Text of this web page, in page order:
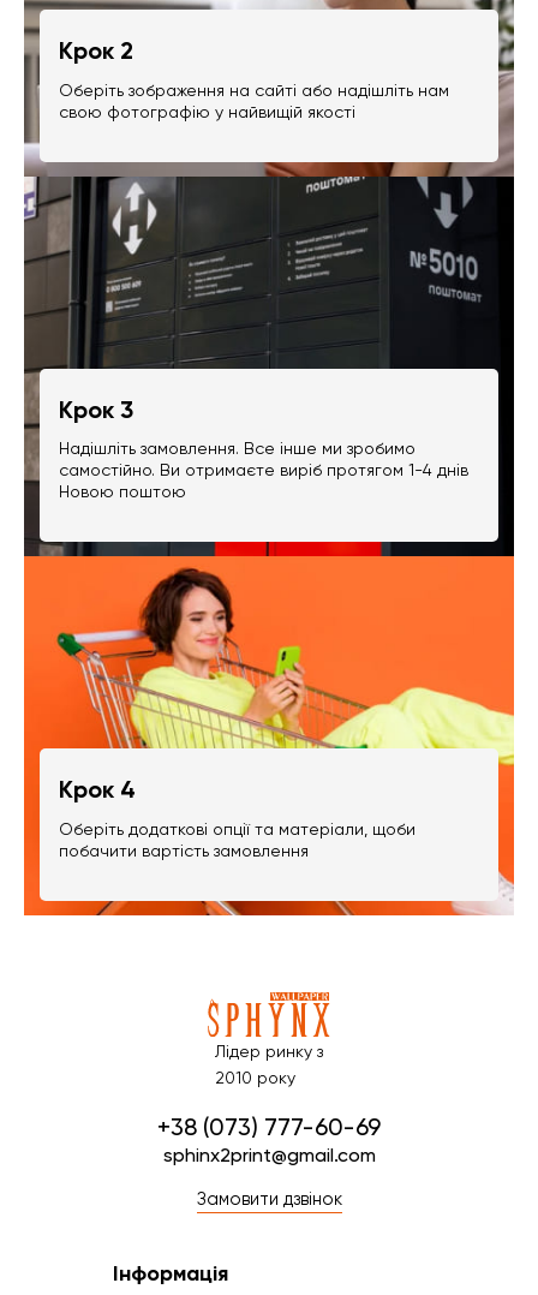
Крок 2
Оберіть зображення на сайті або надішліть нам
свою фотографію у найвищій якості
Крок 3
Надішліть замовлення. Все інше ми зробимо
самостійно. Ви отримаєте виріб протягом 1-4 днів
Новою поштою
Крок 4
Оберіть додаткові опції та матеріали, щоби
побачити вартість замовлення
Лідер ринку з
2010 року
+38 (073) 777-60-69
sphinx2print@gmail.com
Замовити дзвінок
Інформація